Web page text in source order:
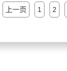
上一页 1 2